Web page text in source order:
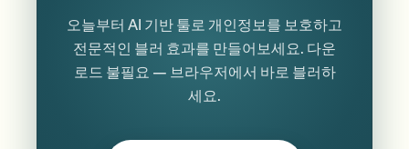
오늘부터 AI 기반 툴로 개인정보를 보호하고
전문적인 블러 효과를 만들어보세요. 다운
로드 불필요 — 브라우저에서 바로 블러하
세요.